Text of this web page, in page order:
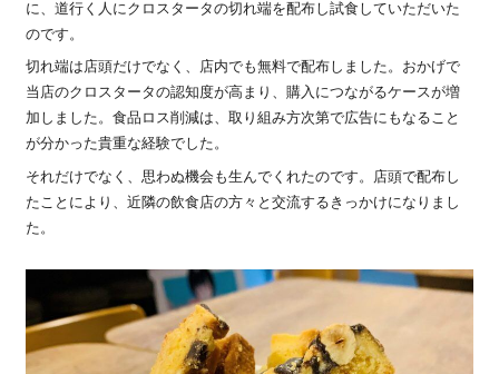
に、道行く人にクロスタータの切れ端を配布し試食していただいた
のです。
切れ端は店頭だけでなく、店内でも無料で配布しました。おかげで
当店のクロスタータの認知度が高まり、購入につながるケースが増
加しました。食品ロス削減は、取り組み方次第で広告にもなること
が分かった貴重な経験でした。
それだけでなく、思わぬ機会も生んでくれたのです。店頭で配布し
たことにより、近隣の飲食店の方々と交流するきっかけになりまし
た。